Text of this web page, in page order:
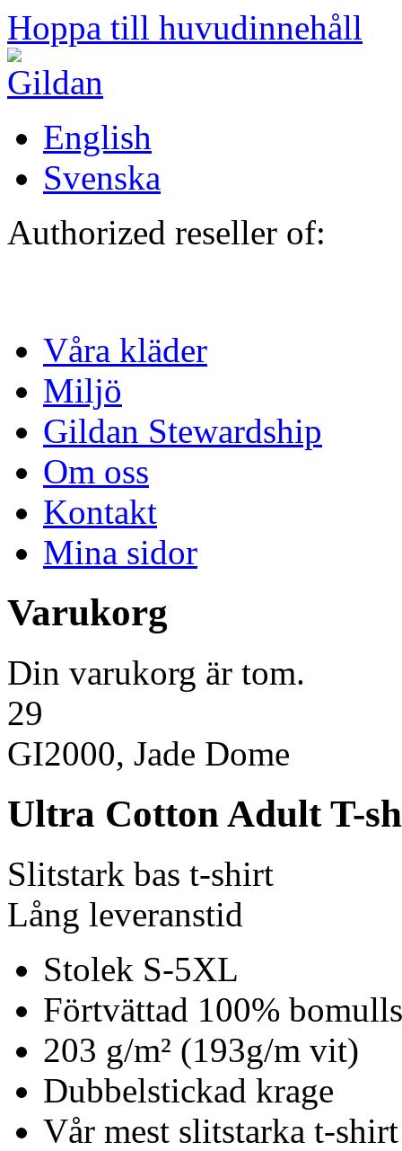
Hoppa till huvudinnehåll
English
Svenska
Authorized reseller of:
Våra kläder
Miljö
Gildan Stewardship
Om oss
Kontakt
Mina sidor
Varukorg
Din varukorg är tom.
29
GI2000, Jade Dome
Ultra Cotton Adult T-
Slitstark bas t-shirt
Lång leveranstid
Stolek S-5XL
Förtvättad 100%
203 g/m² (193g/m vit)
Dubbelstickad krage
Vår mest slitstarka t-shirt